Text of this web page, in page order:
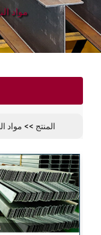
مواد
المنتج >> مواد